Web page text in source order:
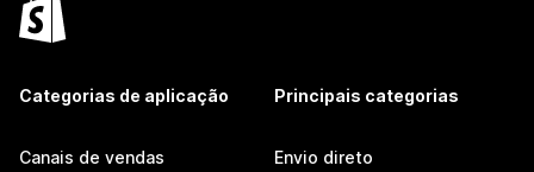
Categorias de aplicação
Canais de vendas
Principais categorias
Envio direto